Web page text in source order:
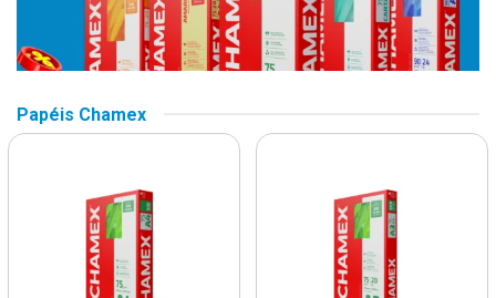
Papéis Chamex